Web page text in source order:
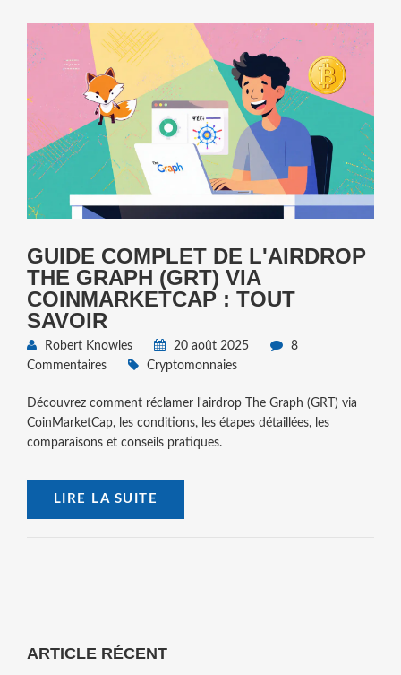
GUIDE COMPLET DE L'AIRDROP
THE GRAPH (GRT) VIA
COINMARKETCAP : TOUT
SAVOIR
Robert Knowles 20 août 2025
8
Commentaires
Cryptomonnaies
Découvrez comment réclamer l'airdrop The Graph (GRT) via
CoinMarketCap, les conditions, les étapes détaillées, les
comparaisons et conseils pratiques.
LIRE LA SUITE
ARTICLE RÉCENT